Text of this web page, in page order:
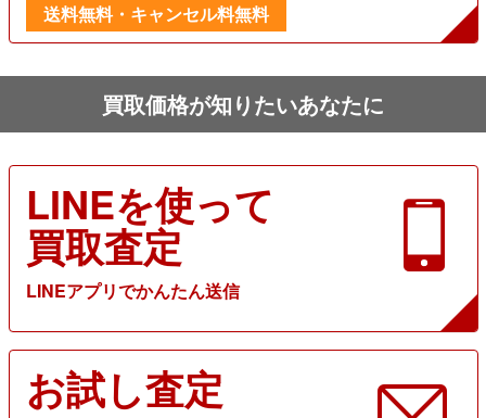
送料無料・キャンセル料無料
買取価格が知りたいあなたに
LINEを使って
買取査定
LINEアプリでかんたん送信
お試し査定